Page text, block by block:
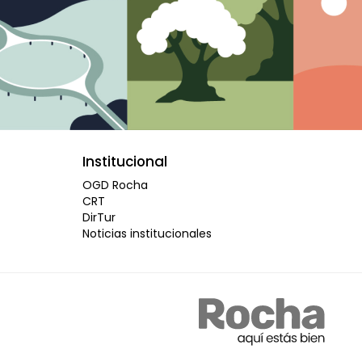
Institucional
OGD Rocha
CRT
DirTur
Noticias institucionales